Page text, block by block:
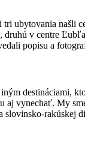
ubytovania našli
v centre
popisu a
destináciami,
vynechať. My
slovinsko-rakúskej